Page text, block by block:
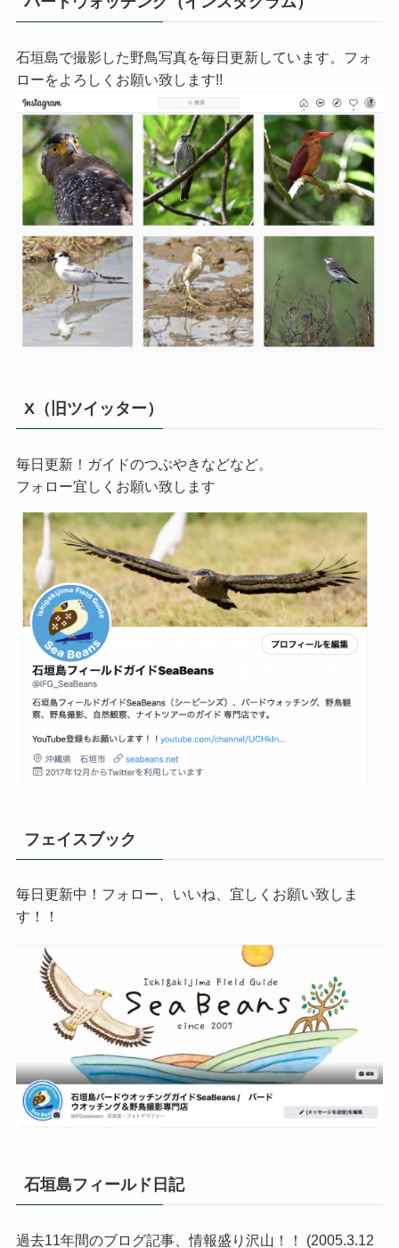
石垣島で撮影した野鳥写真を毎日更新しています。フォ
ローをよろしくお願い致します!!
X（旧ツイッター）
毎日更新！ガイドのつぶやきなどなど。
フォロー宜しくお願い致します
フェイスブック
毎日更新中！フォロー、いいね、宜しくお願い致しま
す！！
石垣島フィールド日記
過去11年間のブログ記事、情報盛り沢山！！ (2005.3.12